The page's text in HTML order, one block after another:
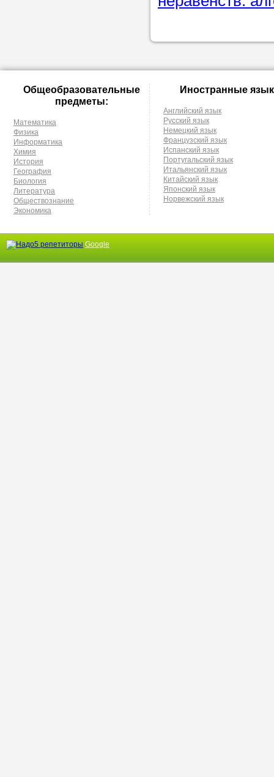
Общеобразовательные
предметы:
Математика
Физика
Информатика
Химия
История
География
Биология
Литература
Обществознание
Экономика
Иностранные
Английский язык
Русский язык
Немецкий язык
Французский язык
Испанский язык
Португальский язык
Итальянский язык
Китайский язык
Японский язык
Норвежский язык
Google